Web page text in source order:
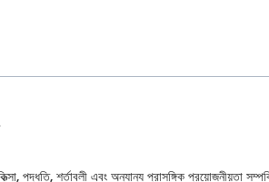
পদ্ধতি, শর্তাবলী এবং অন্যান্য প্রাসঙ্গিক প্রয়োজনীয়তা